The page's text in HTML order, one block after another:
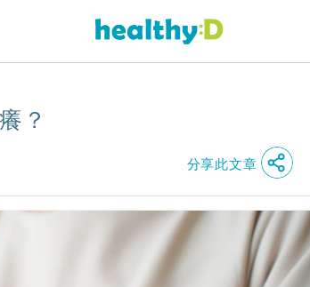
？
分享此文章